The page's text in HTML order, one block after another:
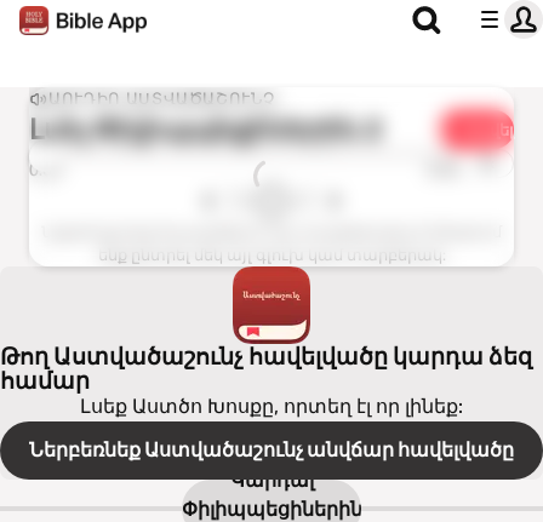
ԱՈՒԴԻՈ ԱՍՏՎԱԾԱՇՈՒՆՉ
ԼսելՓիլիպպեցիներին 2 Կիսվել
0:00 1x
ենք ընտրել մեկ այլ գլուխ կամ տարբերակ:
Թող Աստվածաշունչ հավելվածը կարդա ձեզ
համար
Լսեք Աստծո Խոսքը, որտեղ էլ որ լինեք:
Ներբեռնեք Աստվածաշունչ անվճար հավելվածը
Կարդալ
Փիլիպպեցիներին